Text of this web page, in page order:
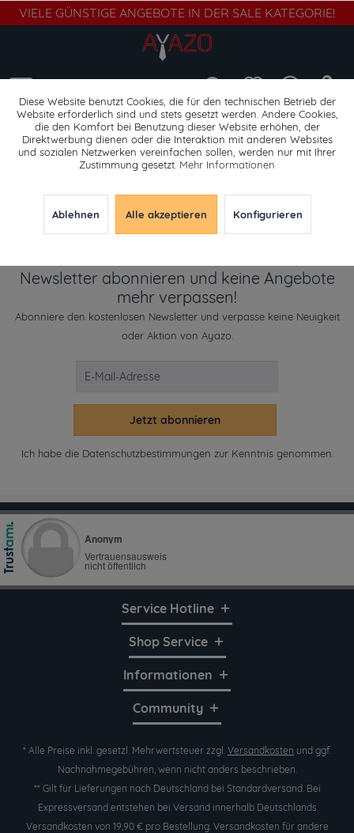
VIELE GÜNSTIGE ANGEBOTE IN DER SALE KATEGORIE!
Taschen
Newsletter abonnieren und keine Angebote
mehr verpassen!
Abonniere den kostenlosen Newsletter und verpasse keine Neuigkeit
oder Aktion von Ayazo.
Jetzt abonnieren
Ich habe die Datenschutzbestimmungen zur Kenntnis genommen.
Service Hotline
Shop Service
Informationen
Community
* Alle Preise inkl. gesetzl. Mehrwertsteuer zzgl. Versandkosten und ggf.
Nachnahmegebühren, wenn nicht anders beschrieben.
** Gilt für Lieferungen nach Deutschland bei Standardversand. Bei
Expressversand entstehen bei Versand innerhalb Deutschlands
Versandkosten von 19,90 € pro Bestellung. Versandkosten für andere
Diese Website benutzt Cookies, die für den technischen Betrieb der
Website erforderlich sind und stets gesetzt werden. Andere Cookies,
die den Komfort bei Benutzung dieser Website erhöhen, der
Direktwerbung dienen oder die Interaktion mit anderen Websites
und sozialen Netzwerken vereinfachen sollen, werden nur mit Ihrer
Zustimmung gesetzt. Mehr Informationen
Ablehnen Alle akzeptieren Konfigurieren